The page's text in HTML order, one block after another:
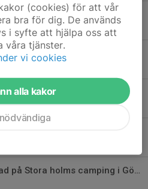
labyrint 4/8
på O-ringen 🥇
SSOK-flaggan hissad på Stora holms camping i Göteborg!
(cookies) för att vår
bra för dig. De används
i syfte att hjälpa oss att
våra tjänster.
vi cookies
alla kakor